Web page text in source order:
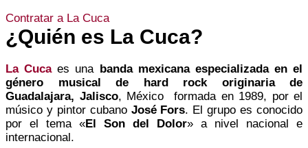
Contratar a La Cuca
¿Quién es La Cuca?
La Cucaes una banda mexicana especializada en el
género musical de hard rock originaria de
Guadalajara, Jalisco, México formada en 1989, por el
músico y pintor cubano José Fors. El grupo es conocido
por el tema «El Son del Dolor» a nivel nacional e
internacional.